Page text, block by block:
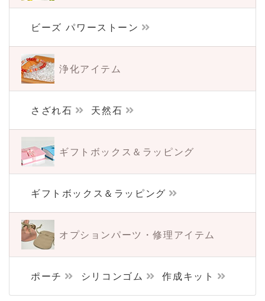
ビーズ パワーストーン
浄化アイテム
さざれ石 天然石
ギフトボックス＆ ラッピング
ギフトボックス＆ラッピング
オプションパーツ・修理アイテム
ポーチ シリコンゴム 作成キット